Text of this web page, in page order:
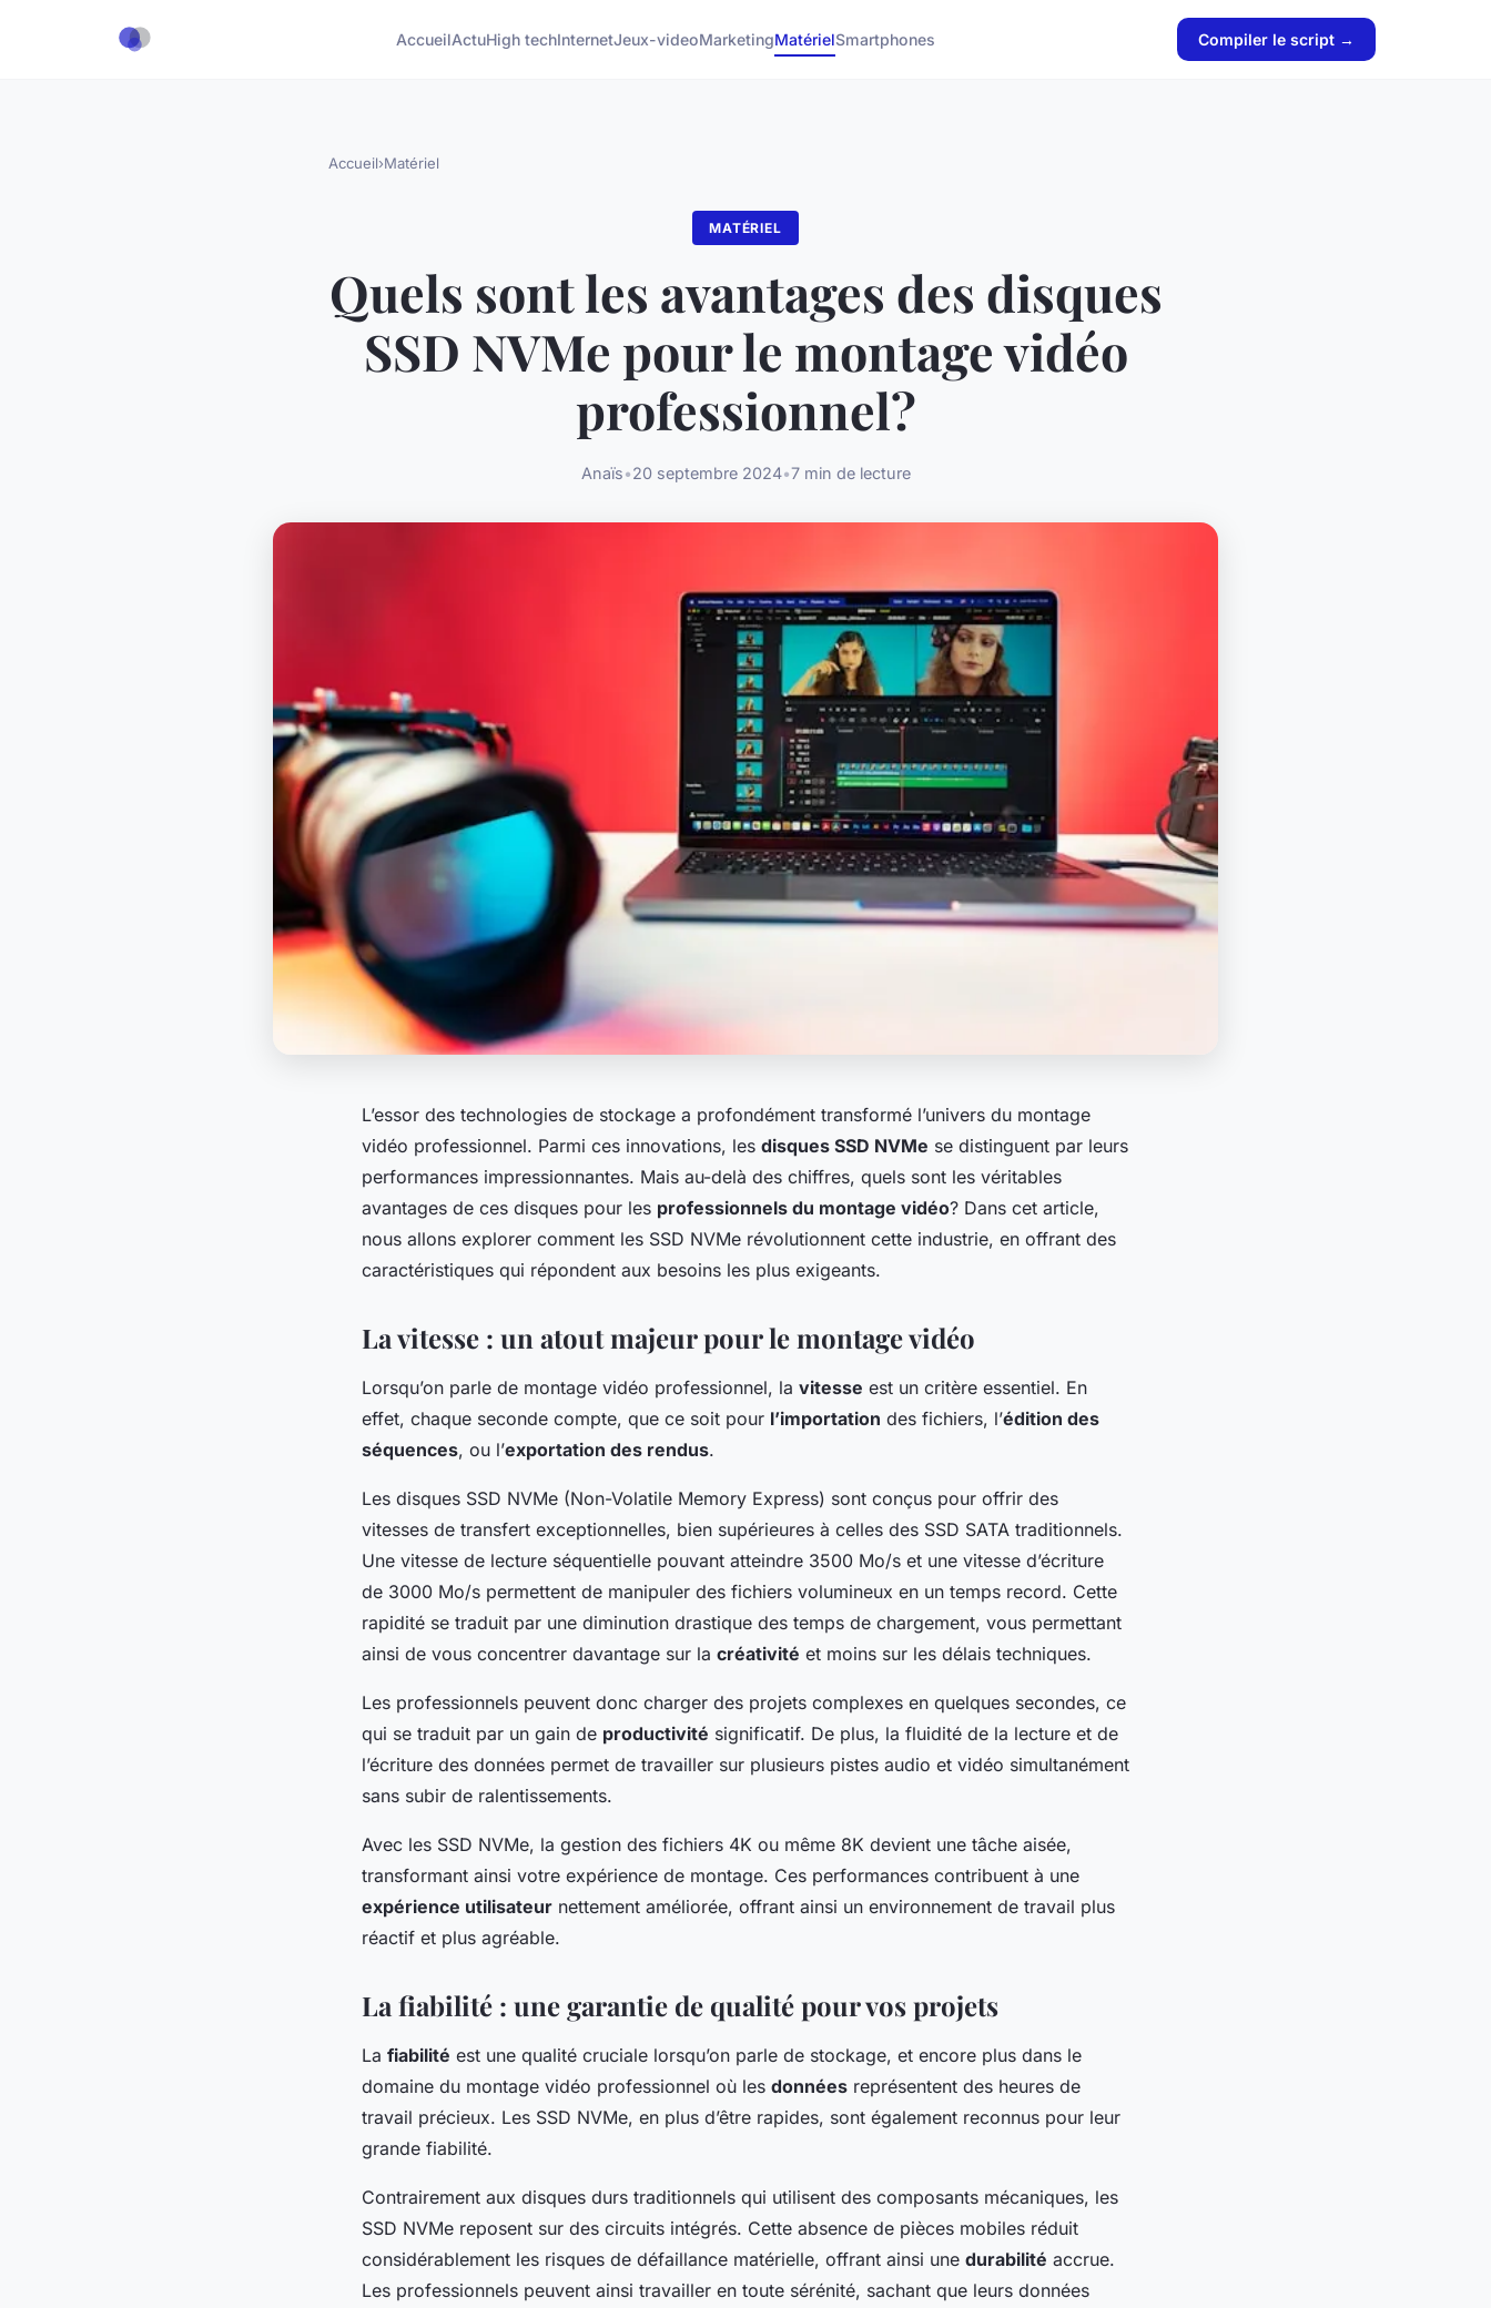
AccueilActuHigh techInternetJeux-videoMarketingMatérielSmartphones Compiler le script →
Accueil›Matériel
MATÉRIEL
Quels sont les avantages des disques
SSD NVMe pour le montage vidéo
professionnel?
Anaïs•20 septembre 2024•7 min de lecture
L’essor des technologies de stockage a profondément transformé l’univers du montage
vidéo professionnel. Parmi ces innovations, les disques SSD NVMe se distinguent par leurs
performances impressionnantes. Mais au-delà des chiffres, quels sont les véritables
avantages de ces disques pour les professionnels du montage vidéo? Dans cet article,
nous allons explorer comment les SSD NVMe révolutionnent cette industrie, en offrant des
caractéristiques qui répondent aux besoins les plus exigeants.
La vitesse : un atout majeur pour le montage vidéo
Lorsqu’on parle de montage vidéo professionnel, la vitesse est un critère essentiel. En
effet, chaque seconde compte, que ce soit pour l’importation des fichiers, l’édition des
séquences, ou l’exportation des rendus.
Les disques SSD NVMe (Non-Volatile Memory Express) sont conçus pour offrir des
vitesses de transfert exceptionnelles, bien supérieures à celles des SSD SATA traditionnels.
Une vitesse de lecture séquentielle pouvant atteindre 3500 Mo/s et une vitesse d’écriture
de 3000 Mo/s permettent de manipuler des fichiers volumineux en un temps record. Cette
rapidité se traduit par une diminution drastique des temps de chargement, vous permettant
ainsi de vous concentrer davantage sur la créativité et moins sur les délais techniques.
Les professionnels peuvent donc charger des projets complexes en quelques secondes, ce
qui se traduit par un gain de productivité significatif. De plus, la fluidité de la lecture et de
l’écriture des données permet de travailler sur plusieurs pistes audio et vidéo simultanément
sans subir de ralentissements.
Avec les SSD NVMe, la gestion des fichiers 4K ou même 8K devient une tâche aisée,
transformant ainsi votre expérience de montage. Ces performances contribuent à une
expérience utilisateur nettement améliorée, offrant ainsi un environnement de travail plus
réactif et plus agréable.
La fiabilité : une garantie de qualité pour vos projets
La fiabilité est une qualité cruciale lorsqu’on parle de stockage, et encore plus dans le
domaine du montage vidéo professionnel où les données représentent des heures de
travail précieux. Les SSD NVMe, en plus d’être rapides, sont également reconnus pour leur
grande fiabilité.
Contrairement aux disques durs traditionnels qui utilisent des composants mécaniques, les
SSD NVMe reposent sur des circuits intégrés. Cette absence de pièces mobiles réduit
considérablement les risques de défaillance matérielle, offrant ainsi une durabilité accrue.
Les professionnels peuvent ainsi travailler en toute sérénité, sachant que leurs données